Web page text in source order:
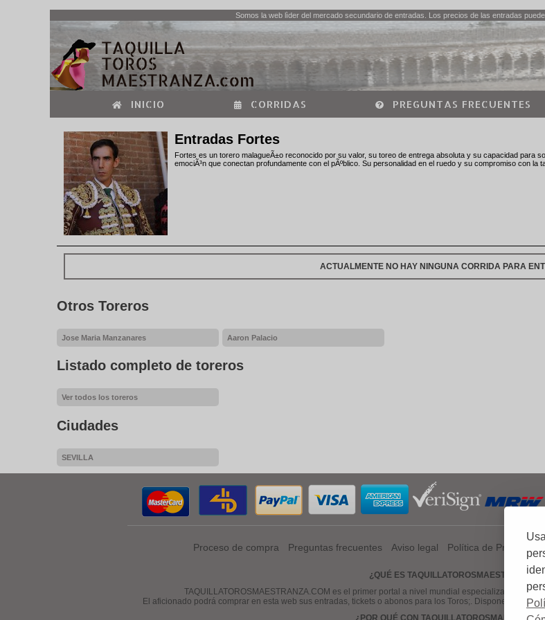
Somos la web lìder del mercado secundario de entradas. Los precios de las entradas
INICIO CORRIDAS PREGUNTAS FRECUENTES
Entradas Fortes
Fortes es un torero malagueÃ±o reconocido por su valor, su toreo de entrega absoluta y su capacidad para
emociÃ³n que conectan profundamente con el pÃºblico. Su personalidad en el ruedo y su compromiso con la
ACTUALMENTE NO HAY NINGUNA CORRIDA PARA
Otros Toreros
Jose Maria Manzanares Aaron Palacio
Listado completo de toreros
Ver todos los toreros
Ciudades
SEVILLA
Proceso de compra Preguntas frecuentes Aviso legal Política de Privacidad
¿QUÉ ES
TAQUILLATOROSMAESTRANZA.COM es el primer portal a nivel mundial especializado en
El aficionado podrá comprar en esta web sus entradas, tickets o abonos para los Toros;. Disponemos de
¿POR QUÉ CON